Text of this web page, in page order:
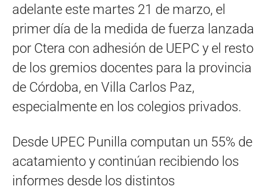
adelante este martes 21 de marzo, el
primer día de la medida de fuerza lanzada
por Ctera con adhesión de UEPC y el resto
de los gremios docentes para la provincia
de Córdoba, en Villa Carlos Paz,
especialmente en los colegios privados.
Desde UPEC Punilla computan un 55% de
acatamiento y continúan recibiendo los
informes desde los distintos